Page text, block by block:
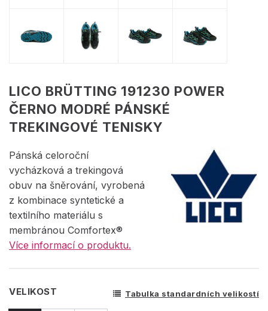
LICO BRÜTTING 191230 POWER
ČERNO MODRÉ PÁNSKÉ
TREKINGOVÉ TENISKY
Pánská celoroční
vycházková a trekingová
obuv na šněrování, vyrobená
z kombinace syntetické a
textilního materiálu s
membránou Comfortex®
Více informací o produktu.
VELIKOST Tabulka standardních velikostí